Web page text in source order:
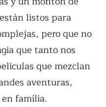
listos para
pero que no
que tanto nos
que mezclan
aventuras,
familia.